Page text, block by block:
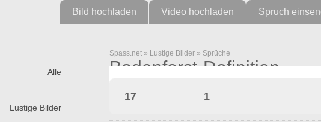
Bild hochladen Video hochladen Spruch
Alle
Lustige Bilder
Spass.net » Lustige Bilder » Sprüche
Bodenforst-Definition
17 1